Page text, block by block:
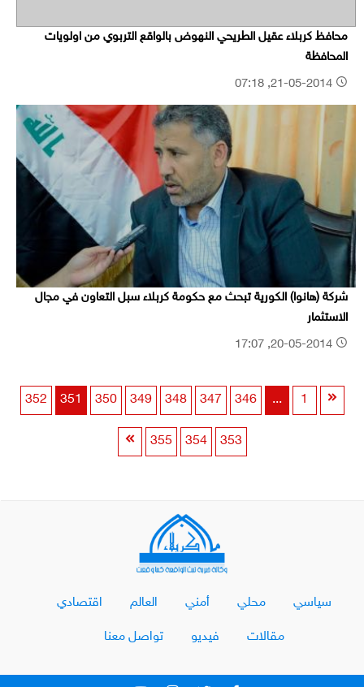
محافظ كربلاء عقيل الطريحي النهوض بالواقع التربوي من اولويات
المحافظة
شركة (هانوا) الكورية تبحث مع حكومة كربلاء سبل التعاون في مجال
الاستثمار
1
...
346
347
348
349
350
351
352
353
354
355
سياسي محلي أمني العالم اقتصادي
مقالات فيديو تواصل معنا